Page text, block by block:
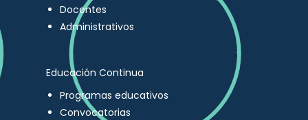
Docentes
Administrativos
Educación Continua
Programas educativos
Convocatorias